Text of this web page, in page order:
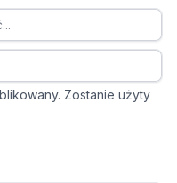
Zostanie użyty